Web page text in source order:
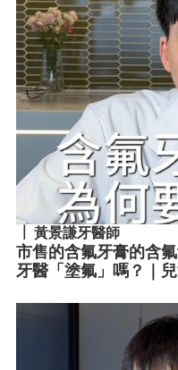
黃景謙牙醫師
市售的含氟牙膏的含
牙醫「塗氟」嗎？｜